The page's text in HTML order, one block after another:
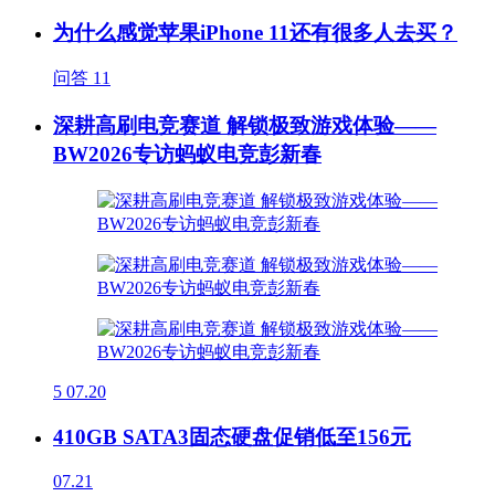
为什么感觉苹果iPhone 11还有很多人去买？
问答 11
深耕高刷电竞赛道 解锁极致游戏体验——
BW2026专访蚂蚁电竞彭新春
5 07.20
410GB SATA3固态硬盘促销低至156元
07.21